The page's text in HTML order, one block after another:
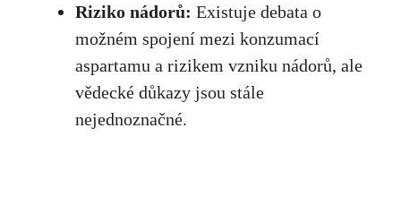
Riziko nádorů: Existuje debata o​
možném spojení mezi konzumací
aspartamu a rizikem vzniku nádorů, ale
vědecké důkazy ⁢jsou stále
nejednoznačné.